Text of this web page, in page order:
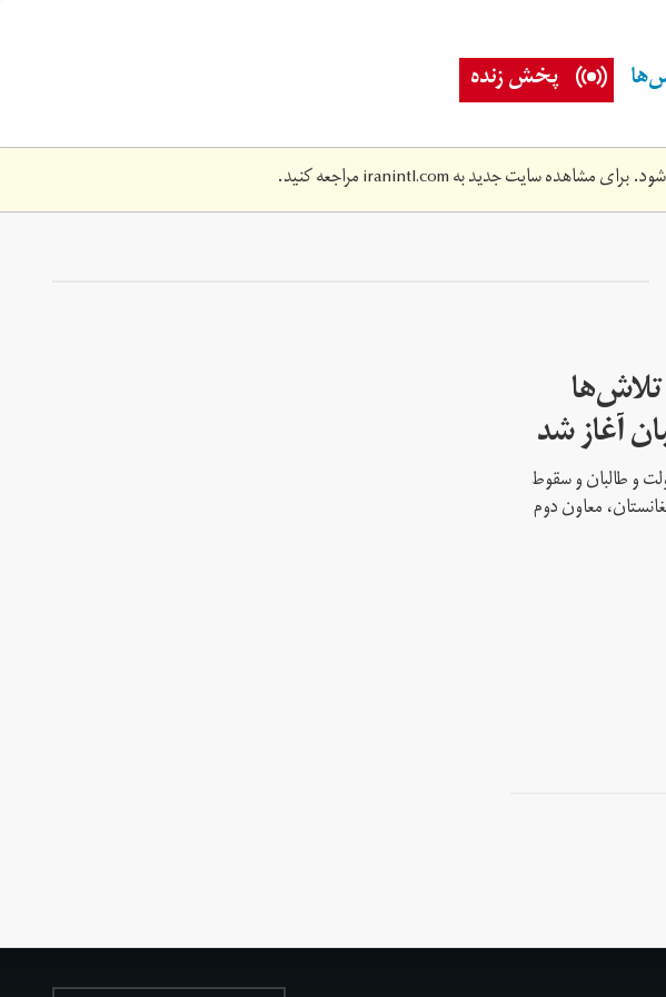
پخش زنده
برای مشاهده سایت جدید بهiranintl.comمراجعه کنید.
آغاز شد
و طالبان و سقوط
معاون دوم